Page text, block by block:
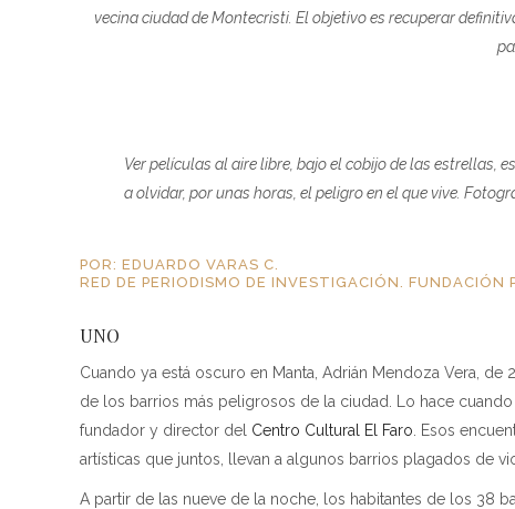
vecina ciudad de Montecristi. El objetivo es recuperar
Ver películas al aire libre, bajo el cobijo de las estrellas,
a olvidar, por unas horas, el peligro en el que vive.
POR: EDUARDO VARAS C.
RED DE PERIODISMO DE INVESTIGACIÓN. FUNDACIÓN
UNO
Cuando ya está oscuro en Manta, Adrián Mendoza Vera,
de los barrios más peligrosos de la ciudad. Lo hace
fundador y director del Centro Cultural El Faro . Esos
artísticas que juntos, llevan a algunos barrios plagados de
A partir de las nueve de la noche, los habitantes de los 38